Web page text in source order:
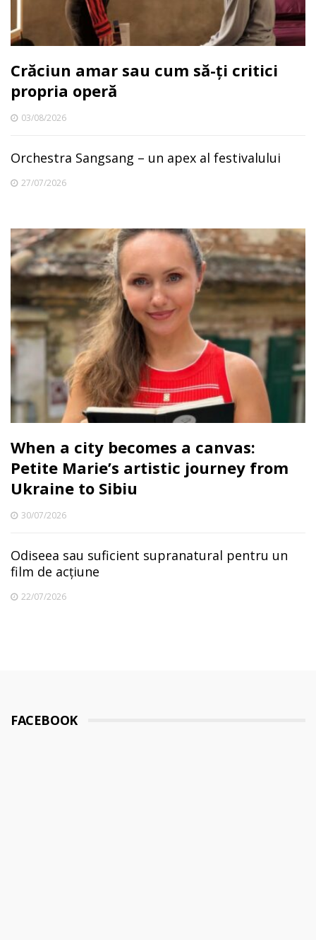
Crăciun amar sau cum să-ți critici
propria operă
03/08/2026
Orchestra Sangsang – un apex al festivalului
27/07/2026
When a city becomes a canvas:
Petite Marie’s artistic journey from
Ukraine to Sibiu
30/07/2026
Odiseea sau suficient supranatural pentru un
film de acțiune
22/07/2026
FACEBOOK